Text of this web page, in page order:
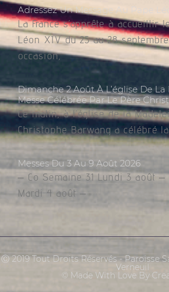
Adressez Un Message Au Pape
La France s’apprête à accueillir
Léon XIV du 25 au 28
occasion,
Dimanche 2 Août À L’église De La
Messe Célébrée Par Le Père
Ce matin, à l’église de la
Christophe Barwang a célébré
Messes Du 3 Au 9 Août 2026
– Co Semaine 31 Lundi 3 août
Mardi 4 août –
Ⓒ 2019 Tout Droits Réservés - Paroisse
Verneuil
© Made With Love By